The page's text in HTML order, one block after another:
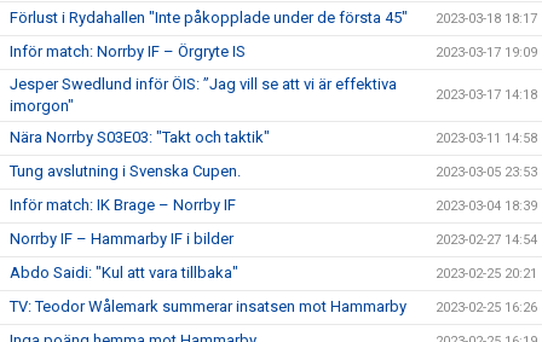
Förlust i Rydahallen "Inte påkopplade under de första 45" 2023-03-18 18:17
Inför match: Norrby IF – Örgryte IS 2023-03-17 19:09
Jesper Swedlund inför ÖIS: ”Jag vill se att vi är effektiva
imorgon"
2023-03-17 14:18
Nära Norrby S03E03: "Takt och taktik" 2023-03-11 14:58
Tung avslutning i Svenska Cupen. 2023-03-05 23:53
Inför match: IK Brage – Norrby IF 2023-03-04 18:39
Norrby IF – Hammarby IF i bilder 2023-02-27 14:54
Abdo Saidi: "Kul att vara tillbaka" 2023-02-25 20:21
TV: Teodor Wålemark summerar insatsen mot Hammarby 2023-02-25 16:26